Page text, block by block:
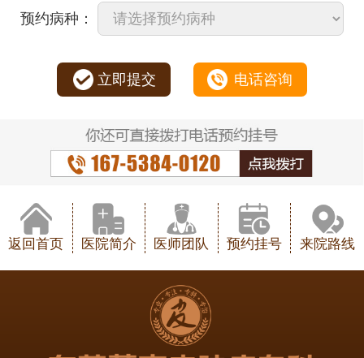
预约病种：
立即提交 电话咨询
返回首页 医院简介 医师团队 预约挂号 来院路线